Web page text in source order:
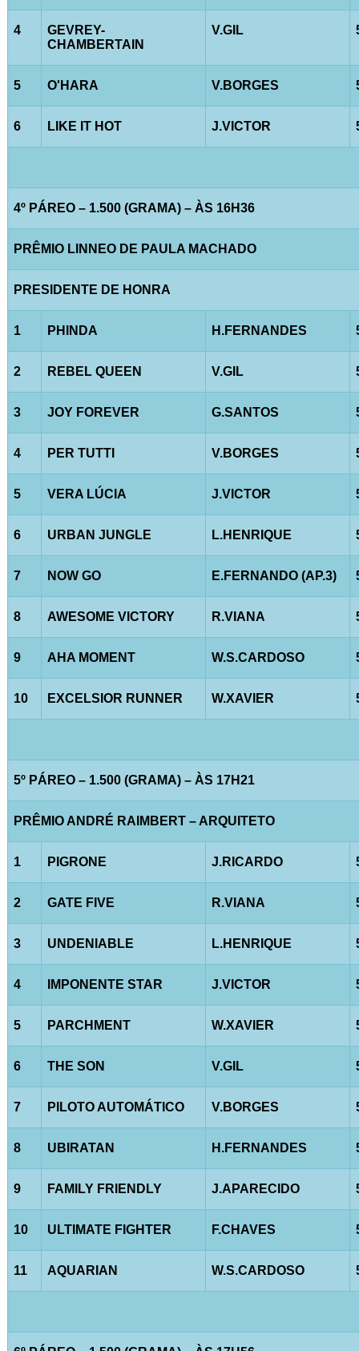
4
GEVREY-
CHAMBERTAIN
V.GIL
5 O'HARA V.BORGES
6 LIKE IT HOT J.VICTOR
4º PÁREO – 1.500 (GRAMA) – ÀS 16H36
PRÊMIO LINNEO DE PAULA MACHADO
PRESIDENTE DE HONRA
1 PHINDA H.FERNANDES
2 REBEL QUEEN V.GIL
3 JOY FOREVER G.SANTOS
4 PER TUTTI V.BORGES
5 VERA LÚCIA J.VICTOR
6 URBAN JUNGLE L.HENRIQUE
7 NOW GO E.FERNANDO (AP.3)
8 AWESOME VICTORY R.VIANA
9 AHA MOMENT W.S.CARDOSO
10 EXCELSIOR RUNNER W.XAVIER
5º PÁREO – 1.500 (GRAMA) – ÀS 17H21
PRÊMIO ANDRÉ RAIMBERT – ARQUITETO
1 PIGRONE J.RICARDO
2 GATE FIVE R.VIANA
3 UNDENIABLE L.HENRIQUE
4 IMPONENTE STAR J.VICTOR
5 PARCHMENT W.XAVIER
6 THE SON V.GIL
7 PILOTO AUTOMÁTICO V.BORGES
8 UBIRATAN H.FERNANDES
9 FAMILY FRIENDLY J.APARECIDO
10 ULTIMATE FIGHTER F.CHAVES
11 AQUARIAN W.S.CARDOSO